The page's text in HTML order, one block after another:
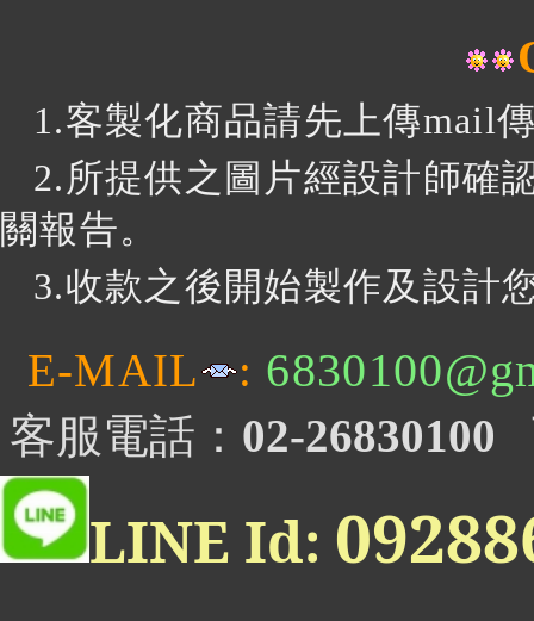
1.客製化商品請先上傳mail
2.所提供之圖片經設計師確
關報告。
3.收款之後開始製作及設
E-MAIL :
客服電話： 02-26830100
LINE Id: